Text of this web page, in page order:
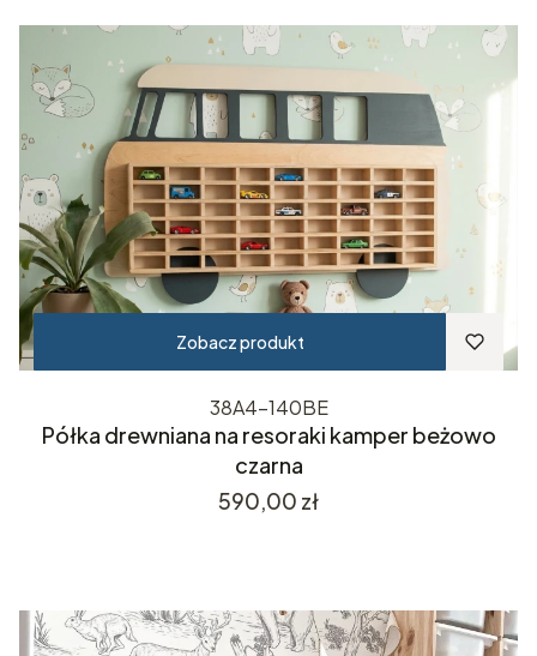
Zobacz produkt
38A4-140BE
Półka drewniana na resoraki kamper beżowo
czarna
Cena
590,00 zł